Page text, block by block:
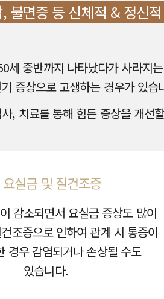
불면증 등 신체적 & 정신
세 중반까지 나타났다가 사라지
증상으로 고생하는 경우가 있습
, 치료를 통해 힘든 증상을 개선
요실금 및 질건조증
감소되면서 요실금 증상도 많이
조증으로 인하여 관계 시 통증이
경우 감염되거나 손상될 수도
있습니다.